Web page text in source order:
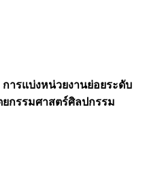
การแบ่งหน่วยงานย่อยระดับ
กรรมศาสตร์ศิลปกรรม